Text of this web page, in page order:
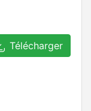
Télécharger